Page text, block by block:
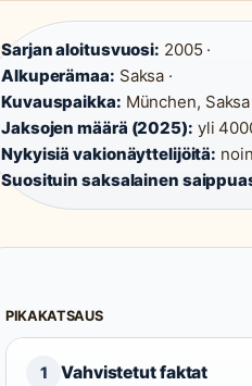
Sarjan aloitusvuosi: 2005 ·
Alkuperämaa: Saksa ·
Kuvauspaikka: München, Saksa
Jaksojen määrä (2025): yli
Nykyisiä vakionäyttelijöitä:
Suosituin saksalainen
PIKAKATSAUS
1 Vahvistetut faktat